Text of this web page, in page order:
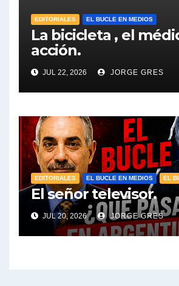
EDITORIALES EL BUCLE EN MEDIOS
La bicicleta , el
acción.
JUL 22, 2026 JORGE GRES
EDITORIALES EL BUCLE EN MEDIOS EL
El señor televisor.
JUL 20, 2026 JORGE GRES